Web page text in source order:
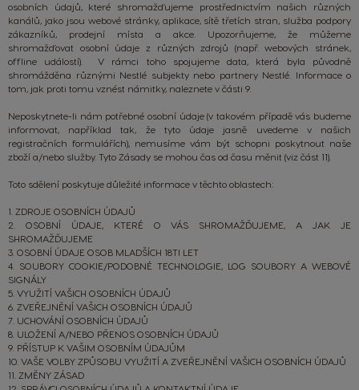
osobních údajů, které shromažďujeme prostřednictvím našich různých
kanálů, jako jsou webové stránky, aplikace, sítětřetích stran, služba podpory
zákazníků, prodejní místa a akce. Upozorňujeme, že můžeme
shromažďovat osobní údaje z různých zdrojů (např. webových stránek,
offline událostí).
V rámci toho spojujeme data, která byla původně
shromážděna různými Nestlé subjekty nebo partnery Nestlé. Informace o
tom, jak proti tomu vznést námitky, naleznete v části 9.
Neposkytnete-li nám potřebné osobní údaje (v takovém případě vás budeme
informovat, například tak, že tyto údaje jasně uvedeme v našich
registračních formulářích), nemusíme vám být schopni poskytnout naše
zboží a/nebo služby. Tyto Zásady se mohou čas od času měnit (viz část 11).
Toto sdělení poskytuje důležité informace v těchto oblastech:
1 ZDROJE OSOBNÍCH ÚDAJŮ
2. OSOBNÍ ÚDAJE, KTERÉ O VÁS SHROMAŽĎUJEME, A JAK JE
SHROMAŽĎUJEME
3. OSOBNÍ ÚDAJE OSOB MLADŠÍCH 18TI LET
4. SOUBORY COOKIE/PODOBNÉ TECHNOLOGIE, LOG SOUBORY A WEBOVÉ
SIGNÁLY
5. VYUŽITÍ VAŠICH OSOBNÍCH ÚDAJŮ
6. ZVEŘEJNĚNÍ VAŠICH OSOBNÍCH ÚDAJŮ
7. UCHOVÁNÍ OSOBNÍCH ÚDAJŮ
8. ULOŽENÍ A/NEBO PŘENOS OSOBNÍCH ÚDAJŮ
9. PŘÍSTUP K VAŠIM OSOBNÍM ÚDAJŮM
10. VAŠE VOLBY ZPŮSOBU VYUŽITÍ A ZVEŘEJNĚNÍ VAŠICH OSOBNÍCH ÚDAJŮ
11. ZMĚNY ZÁSAD